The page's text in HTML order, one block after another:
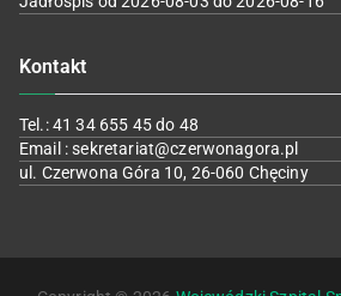
Kontakt
Tel.: 41 34 655 45 do 48
Email : sekretariat@czerwonagora.pl
ul. Czerwona Góra 10, 26-060 Chęciny